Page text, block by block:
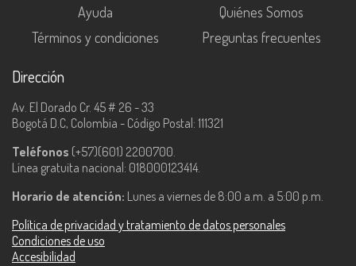
Ayuda
Quiénes Somos
Términos y condiciones
Preguntas frecuentes
Dirección
Av. El Dorado Cr. 45 # 26 - 33
Bogotá D.C, Colombia - Código Postal: 111321
Teléfonos (+57)(601) 2200700.
Línea gratuita nacional: 018000123414.
Horario de atención: Lunes a viernes de 8:00 a.m. a 5:00 p.m.
Política de privacidad y tratamiento de datos personales
Condiciones de uso
Accesibilidad